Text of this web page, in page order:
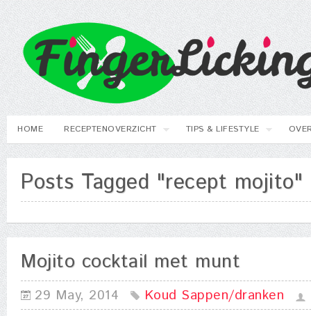
HOME RECEPTENOVERZICHT TIPS & LIFESTYLE
Posts Tagged "recept mojito"
Mojito cocktail met munt
29 May, 2014 Koud Sappen/dranken